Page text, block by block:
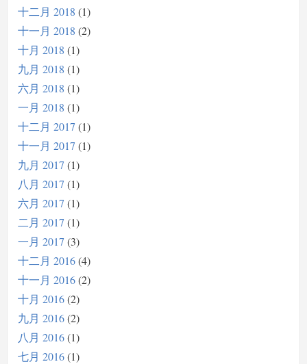
十二月 2018 1
十一月 2018 2
十月 2018 1
九月 2018 1
六月 2018 1
一月 2018 1
十二月 2017 1
十一月 2017 1
九月 2017 1
八月 2017 1
六月 2017 1
二月 2017 1
一月 2017 3
十二月 2016 4
十一月 2016 2
十月 2016 2
九月 2016 2
八月 2016 1
七月 2016 1